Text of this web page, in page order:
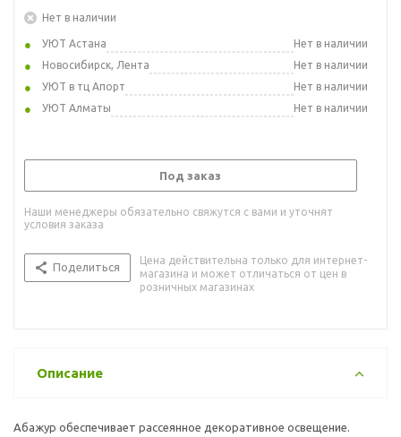
Нет в наличии
УЮТ Астана
Нет в наличии
Новосибирск, Лента
Нет в наличии
УЮТ в тц Апорт
Нет в наличии
УЮТ Алматы
Нет в наличии
Под заказ
Наши менеджеры обязательно свяжутся с вами и уточнят
условия заказа
Поделиться
Цена действительна только для интернет-
магазина и может отличаться от цен в
розничных магазинах
Описание
Абажур обеспечивает рассеянное декоративное освещение.